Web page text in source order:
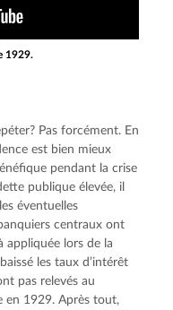
1929.
Pas forcément. En
est bien mieux
pendant la crise
publique élevée, il
éventuelles
centraux ont
appliquée lors de la
les taux d’intérêt
pas relevés au
en 1929. Après tout,